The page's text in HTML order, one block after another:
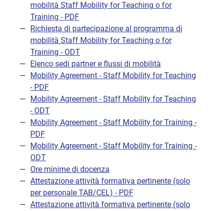
mobilità Staff Mobility for Teaching o for
Training - PDF
Richiesta di partecipazione al programma di
mobilità Staff Mobility for Teaching o for
Training - ODT
Elenco sedi partner e flussi di mobilità
Mobility Agreement - Staff Mobility for Teaching
- PDF
Mobility Agreement - Staff Mobility for Teaching
- ODT
Mobility Agreement - Staff Mobility for Training -
PDF
Mobility Agreement - Staff Mobility for Training -
ODT
Ore minime di docenza
Attestazione attività formativa pertinente (solo
per personale TAB/CEL) - PDF
Attestazione attività formativa pertinente (solo